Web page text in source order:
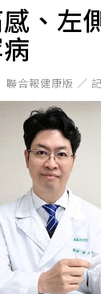
、左
聯合報健康版 ／